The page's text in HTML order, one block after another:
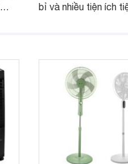
bỉ và nhiều tiện ích